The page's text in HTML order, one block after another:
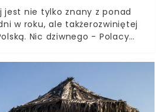
jest nie tylko znany z ponad
w roku, ale takżerozwiniętej
Nic dziwnego - Polacy
dwie godziny.Obecnie
aż siedem największych
okresie jesienno-zimowym
więcej.